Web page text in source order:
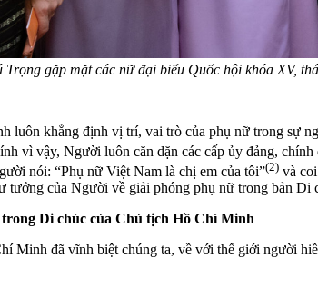
Trọng gặp mặt các nữ đại biểu Quốc hội khóa XV,
luôn khẳng định vị trí, vai trò của phụ nữ trong sự
vì vậy, Người luôn căn dặn các cấp ủy đảng,
nói: “Phụ nữ Việt Nam là chị em của tôi”(2) và
tưởng của Người về giải phóng phụ nữ trong bản
Di chúc của Chủ tịch Hồ Chí Minh
Minh đã vĩnh biệt chúng ta, về với thế giới người